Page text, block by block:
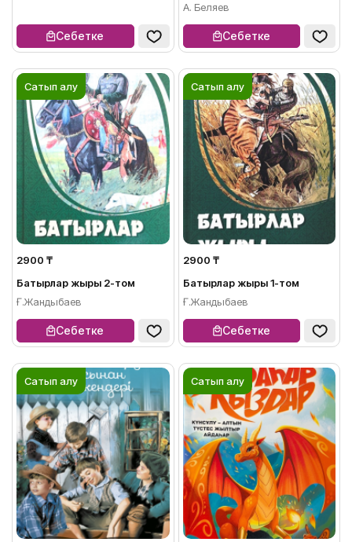
Себетке
А. Беляев
Себетке
Сатып алу
2900 ₸
Батырлар жыры 2-том
Ғ.Жандыбаев
Себетке
Сатып алу
2900 ₸
Батырлар жыры 1-том
Ғ.Жандыбаев
Себетке
Сатып алу Сатып алу